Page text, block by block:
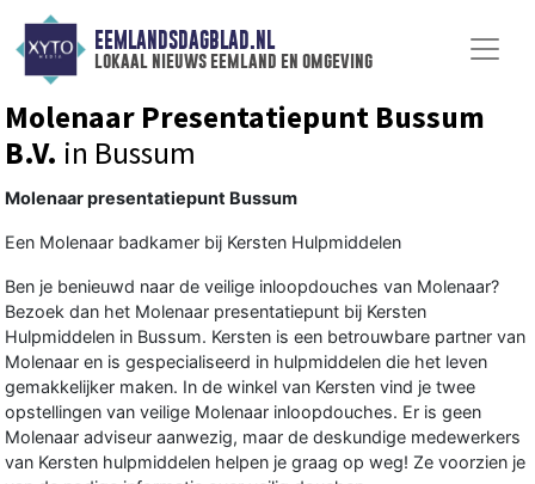
EEMLANDSDAGBLAD.NL
lokaal nieuws eemland en omgeving
Molenaar Presentatiepunt Bussum
B.V. in Bussum
Molenaar presentatiepunt Bussum
Een Molenaar badkamer bij Kersten Hulpmiddelen
Ben je benieuwd naar de veilige inloopdouches van Molenaar?
Bezoek dan het Molenaar presentatiepunt bij Kersten
Hulpmiddelen in Bussum. Kersten is een betrouwbare partner van
Molenaar en is gespecialiseerd in hulpmiddelen die het leven
gemakkelijker maken. In de winkel van Kersten vind je twee
opstellingen van veilige Molenaar inloopdouches. Er is geen
Molenaar adviseur aanwezig, maar de deskundige medewerkers
van Kersten hulpmiddelen helpen je graag op weg! Ze voorzien je